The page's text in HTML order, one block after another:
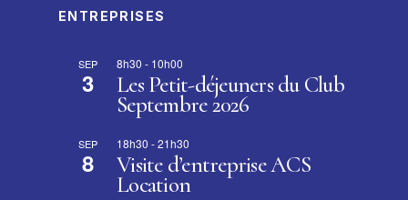
ENTREPRISES
SEP
3
8h30 - 10h00
Les Petit-déjeuners du Club
Septembre 2026
SEP
8
18h30 -21h30
Visite d’entreprise ACS
Location